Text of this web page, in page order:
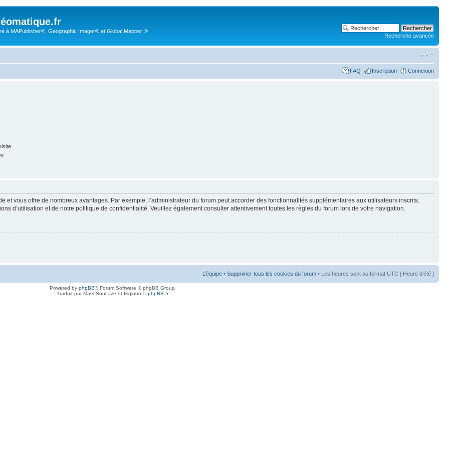
à MAPublisher©, Geographic Imager© et Global Mapper ©
Recherche avancée
FAQ Inscription Connexion
et vous offre de nombreux avantages. Par exemple, l’administrateur du forum peut accorder des fonctionnalités supplémentaires aux utilisateurs inscrits.
d’utilisation et de notre politique de confidentialité. Veuillez également consulter attentivement toutes les règles du forum lors de votre navigation.
L’équipe • Supprimer tous les cookies du forum • Les heures sont au format UTC [ Heure d’été ]
Powered by phpBB® Forum Software © phpBB Group
Traduit par Maël Soucaze et Elglobo ©phpBB.fr